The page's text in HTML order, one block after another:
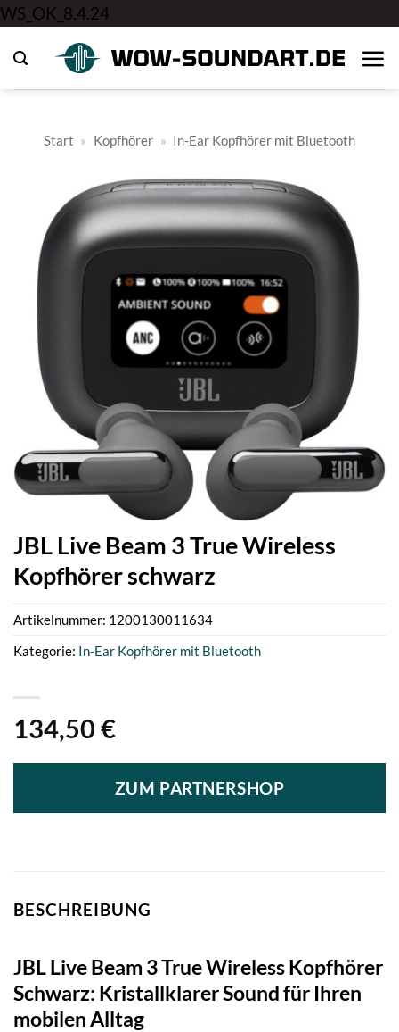
WS_OK_8.4.24
springen
Start » Kopfhörer » In-Ear Kopfhörer mit Bluetooth
JBL Live Beam 3 True Wireless
Kopfhörer schwarz
134,50 €
ZUM PARTNERSHOP
Artikelnummer: 1200130011634
Kategorie: In-Ear Kopfhörer mit Bluetooth
BESCHREIBUNG
JBL Live Beam 3 True Wireless Kopfhörer
Schwarz: Kristallklarer Sound für Ihren
mobilen Alltag